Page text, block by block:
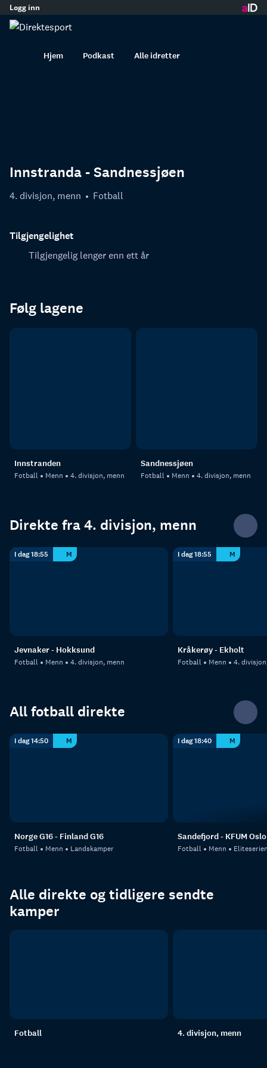
innhold
Logg inn
Hjem Podkast Alle idretter
Innstranda - Sandnessjøen
4. divisjon, menn Fotball
Tilgjengelighet
Tilgjengelig lenger enn ett år
Følg lagene
Innstranden
Fotball Menn 4. divisjon, menn
Sandnessjøen
Fotball Menn 4. divisjon, menn
Direkte fra 4. divisjon, menn
I dag 18:55 M
Jevnaker - Hokksund
Fotball Menn 4. divisjon, menn
I dag 18:55 M
Kråkerøy - Ekholt
Fotball Menn 4.
All fotball direkte
I dag 14:50 M
Norge G16 - Finland G16
Fotball Menn Landskamper
I dag 18:40 M
Sandefjord - KFUM Oslo
Fotball Menn
Alle direkte og tidligere sendte
kamper
Fotball 4. divisjon, menn